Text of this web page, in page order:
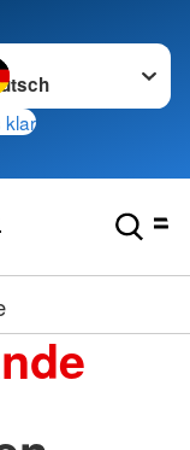
wechseln zu
klar